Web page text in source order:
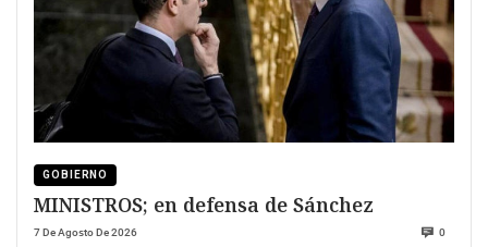
GOBIERNO
MINISTROS; en defensa de Sánchez
7 De Agosto De 2026 0